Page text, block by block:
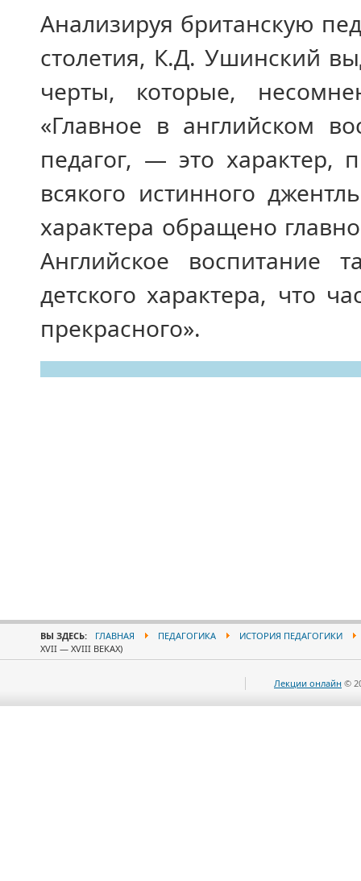
Анализируя британскую
столетия, К.Д. Ушинский
черты, которые,
«Главное в английском
педагог, — это характер,
всякого истинного
характера обращено
Английское воспитание
детского характера, что
прекрасного».
ВЫ ЗДЕСЬ: ГЛАВНАЯ ПЕДАГОГИКА
ИСТОРИЯ ПЕДАГОГИКИ
XVII — XVIII ВЕКАХ)
Лекции онлайн ©